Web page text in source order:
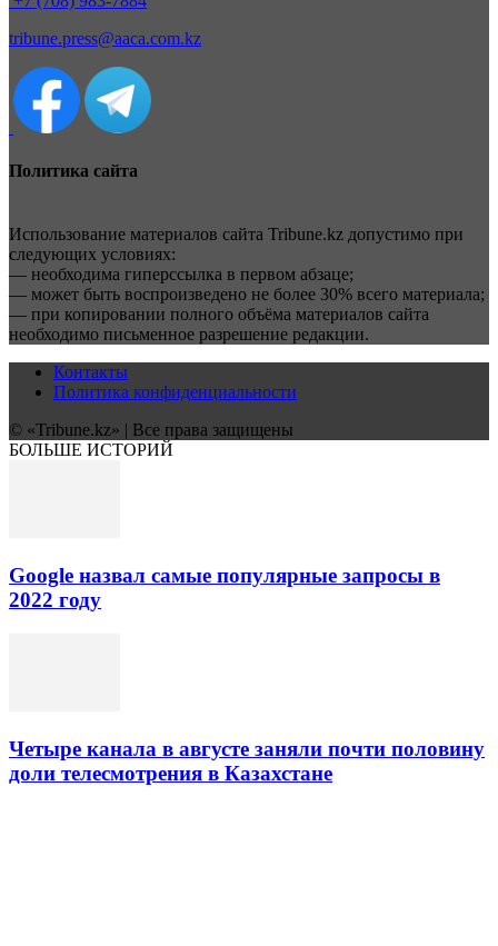
tribune.press@aaca.com.kz
Политика сайта
Использование материалов сайта Tribune.kz допустимо при
следующих условиях:
— необходима гиперссылка в первом абзаце;
— может быть воспроизведено не более 30% всего материала;
— при копировании полного объёма материалов сайта
необходимо письменное разрешение редакции.
Контакты
Политика конфиденциальности
© «Tribune.kz» | Все права защищены
БОЛЬШЕ ИСТОРИЙ
Google назвал самые популярные запросы в
2022 году
Четыре канала в августе заняли почти половину
доли телесмотрения в Казахстане